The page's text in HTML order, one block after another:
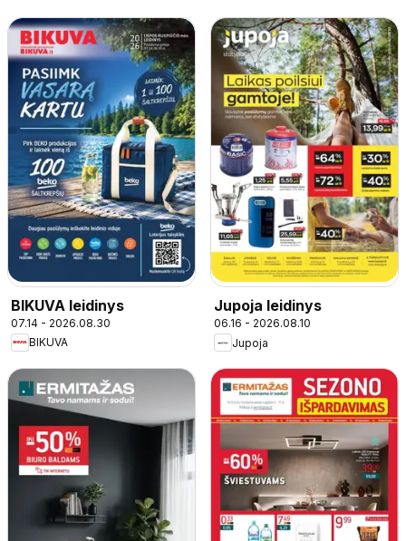
BIKUVA leidinys
07.14 - 2026.08.30
BIKUVA
Jupoja leidinys
06.16 - 2026.08.10
Jupoja